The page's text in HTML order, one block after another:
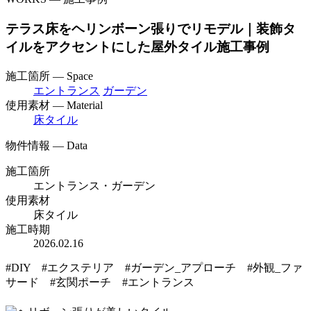
テラス床をヘリンボーン張りでリモデル｜装飾タ
イルをアクセントにした屋外タイル施工事例
施工箇所 — Space
エントランス ガーデン
使用素材 — Material
床タイル
物件情報 — Data
施工箇所
エントランス・ガーデン
使用素材
床タイル
施工時期
2026.02.16
#DIY #エクステリア #ガーデン_アプローチ #外観_ファ
サード #玄関ポーチ #エントランス